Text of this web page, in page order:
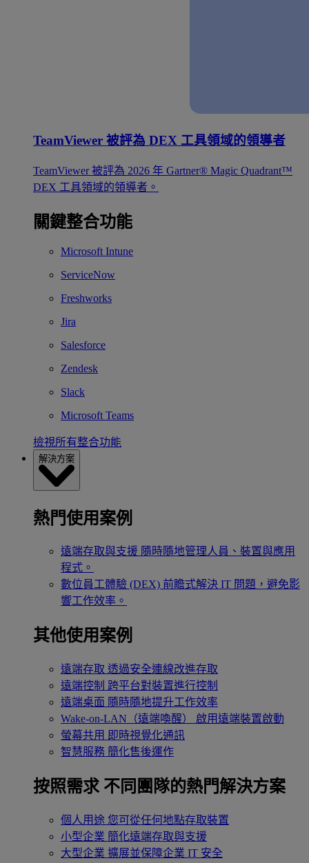
TeamViewer 被評為 DEX 工具領域的領導者
TeamViewer 被評為 2026 年 Gartner® Magic Quadrant™
DEX 工具領域的領導者。
關鍵整合功能
Microsoft Intune
ServiceNow
Freshworks
Jira
Salesforce
Zendesk
Slack
Microsoft Teams
檢視所有整合功能
解決方案
熱門使用案例
遠端存取與支援 隨時隨地管理人員、裝置與應用
程式。
數位員工體驗 (DEX) 前瞻式解決 IT 問題，避免影
響工作效率。
其他使用案例
遠端存取 透過安全連線改進存取
遠端控制 跨平台對裝置進行控制
遠端桌面 隨時隨地提升工作效率
Wake-on-LAN（遠端喚醒）
啟用遠端裝置啟動
螢幕共用 即時視覺化通訊
智慧服務 簡化售後運作
按照需求 不同團隊的熱門解決方案
個人用途 您可從任何地點存取裝置
小型企業 簡化遠端存取與支援
大型企業 擴展並保障企業 IT 安全